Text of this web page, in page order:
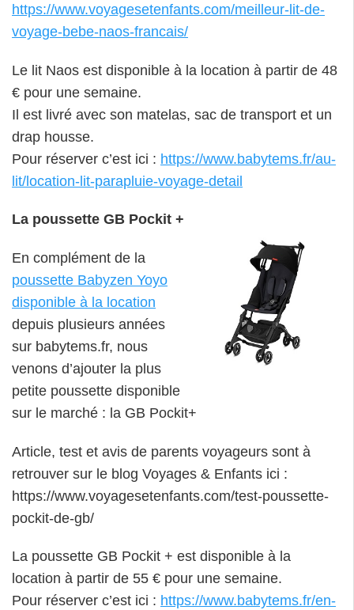
https://www.voyagesetenfants.com/meilleur-lit-de-
voyage-bebe-naos-francais/
Le lit Naos est disponible à la location à partir de 48
€ pour une semaine.
Il est livré avec son matelas, sac de transport et un
drap housse.
Pour réserver c’est ici : https://www.babytems.fr/au-
lit/location-lit-parapluie-voyage-detail
La poussette GB Pockit +
En complément de la
poussette Babyzen Yoyo
disponible à la location
depuis plusieurs années
sur babytems.fr, nous
venons d’ajouter la plus
petite poussette disponible
sur le marché : la GB Pockit+
Article, test et avis de parents voyageurs sont à
retrouver sur le blog Voyages & Enfants ici :
https://www.voyagesetenfants.com/test-poussette-
pockit-de-gb/
La poussette GB Pockit + est disponible à la
location à partir de 55 € pour une semaine.
Pour réserver c’est ici : https://www.babytems.fr/en-